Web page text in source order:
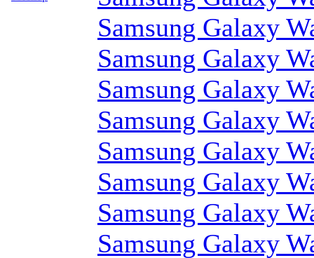
Samsung Galaxy
Samsung Galaxy
Samsung Galaxy
Samsung Galaxy
Samsung Galaxy
Samsung Galaxy
Samsung Galaxy
Samsung Galaxy